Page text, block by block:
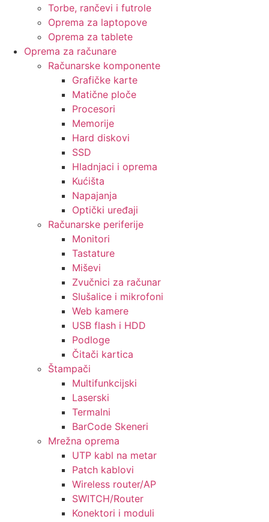
Torbe, rančevi i futrole
Oprema za laptopove
Oprema za tablete
Oprema za računare
Računarske komponente
Grafičke karte
Matične ploče
Procesori
Memorije
Hard diskovi
SSD
Hladnjaci i oprema
Kućišta
Napajanja
Optički uređaji
Računarske periferije
Monitori
Tastature
Miševi
Zvučnici za računar
Slušalice i mikrofoni
Web kamere
USB flash i HDD
Podloge
Čitači kartica
Štampači
Multifunkcijski
Laserski
Termalni
BarCode Skeneri
Mrežna oprema
UTP kabl na metar
Patch kablovi
Wireless router/AP
SWITCH/Router
Konektori i moduli